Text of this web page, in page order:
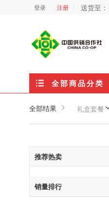
登录 注册 送货至：
全部商品分类
全部结果 礼盒套餐
推荐热卖
销量排行